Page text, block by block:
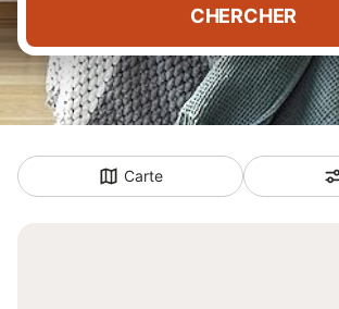
CHERCHER
Carte